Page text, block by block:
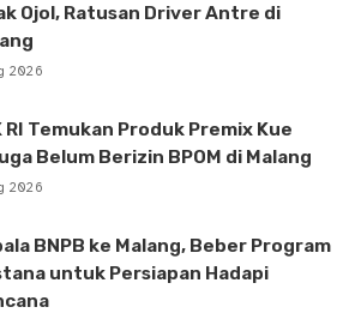
Ojol, Ratusan Driver Antre di
2026
RI Temukan Produk Premix Kue
Belum Berizin BPOM di Malang
2026
BNPB ke Malang, Beber Program
untuk Persiapan Hadapi